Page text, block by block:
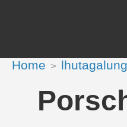
Home lhutagalung